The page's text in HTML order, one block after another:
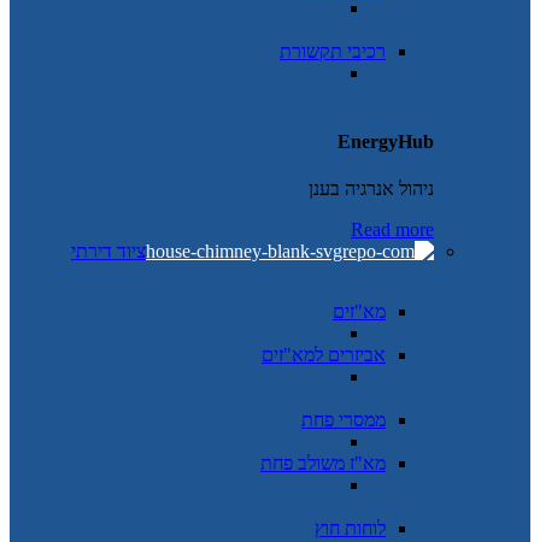
רכיבי תקשורת
EnergyHub
ניהול אנרגיה בענן
Read more
ציוד דירתי
מא"זים
אביזרים למא"זים
ממסרי פחת
מא"ז משולב פחת
לוחות חוץ